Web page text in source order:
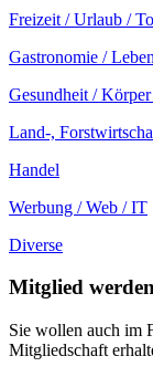
Freizeit / Urlaub /
Gastronomie /
Gesundheit /
Land-,
Handel
Werbung / Web / IT
Diverse
Mitglied
Sie wollen auch im
Mitgliedschaft